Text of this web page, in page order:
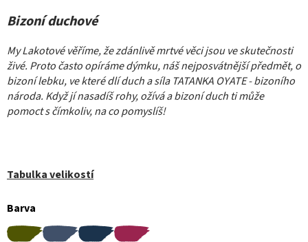
Bizoní duchové
My Lakotové věříme, že zdánlivě mrtvé věci jsou ve skutečnosti
živé. Proto často opíráme dýmku, náš nejposvátnější předmět, o
bizoní lebku, ve které dlí duch a síla TATANKA OYATE - bizoního
národa. Když jí nasadíš rohy, ožívá a bizoní duch ti může
pomoct s čímkoliv, na co pomyslíš!
Tabulka velikostí
Barva